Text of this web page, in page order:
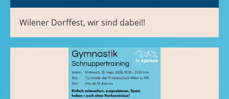
Wilener Dorffest, wir sind dabei!!